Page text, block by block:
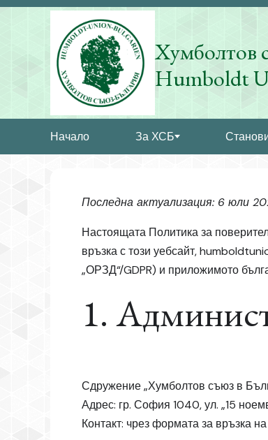
Хумболтов
Humboldt
Начало За ХСБ
Последна актуализация: 6 юли
Настоящата Политика за
връзка с този уебсайт,
„ОРЗД“/GDPR) и приложимото
1.
Сдружение „Хумболтов съюз в
Адрес: гр. София 1040, ул. „15
Контакт: чрезформата за връзка